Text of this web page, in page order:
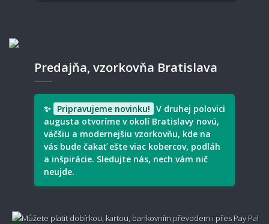
Ako často je potrebné koberec vysávať?
💰 Cena, doprava a záruka
Ako sa počíta cena metrážneho koberca?
Predajňa, vzorkovňa Bratislava
✨ Pripravujeme novinku! V druhej polovici
augusta otvoríme v okolí Bratislavy novú,
väčšiu a modernejšiu vzorkovňu, kde na
vás bude čakať ešte viac kobercov, podláh
a inšpirácie. Sledujte nás, nech vám nič
neujde.